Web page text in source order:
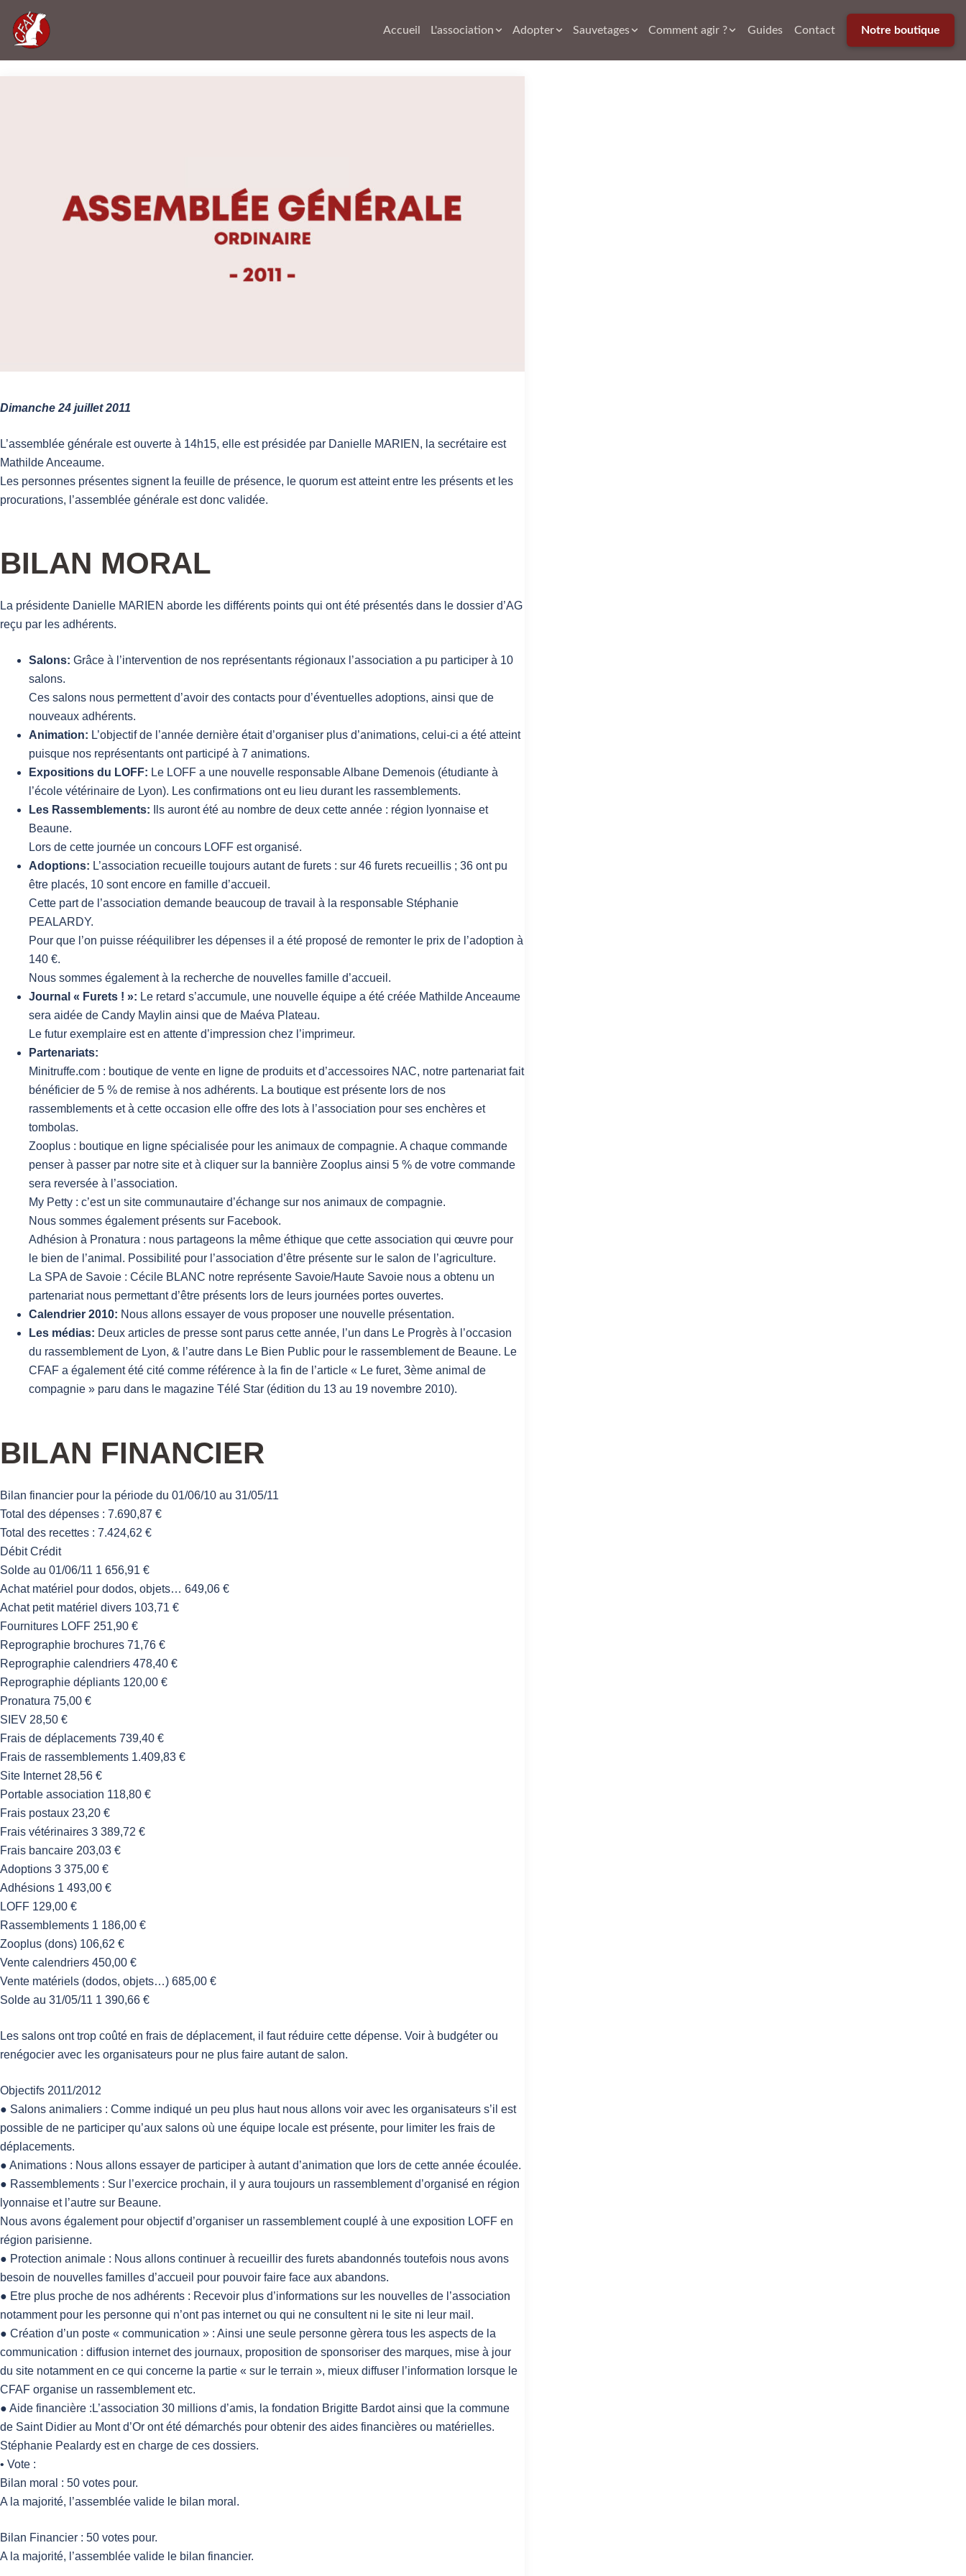
Accueil L'association Adopter Sauvetages Comment agir ? Guides Contact Notre boutique
Accueil
Dimanche 24 juillet 2011
L’assemblée générale est ouverte à 14h15, elle est présidée par Danielle MARIEN, la secrétaire est
Mathilde Anceaume.
Les personnes présentes signent la feuille de présence, le quorum est atteint entre les présents et les
procurations, l’assemblée générale est donc validée.
BILAN MORAL
La présidente Danielle MARIEN aborde les différents points qui ont été présentés dans le dossier d’AG
reçu par les adhérents.
Salons: Grâce à l’intervention de nos représentants régionaux l’association a pu participer à 10
salons.
Ces salons nous permettent d’avoir des contacts pour d’éventuelles adoptions, ainsi que de
nouveaux adhérents.
Animation: L’objectif de l’année dernière était d’organiser plus d’animations, celui-ci a été atteint
puisque nos représentants ont participé à 7 animations.
Expositions du LOFF: Le LOFF a une nouvelle responsable Albane Demenois (étudiante à
l’école vétérinaire de Lyon). Les confirmations ont eu lieu durant les rassemblements.
Les Rassemblements:
Ils auront été au nombre de deux cette année : région lyonnaise et
Beaune.
Lors de cette journée un concours LOFF est organisé.
Adoptions: L’association recueille toujours autant de furets : sur 46 furets recueillis ; 36 ont pu
être placés, 10 sont encore en famille d’accueil.
Cette part de l’association demande beaucoup de travail à la responsable Stéphanie
PEALARDY.
Pour que l’on puisse rééquilibrer les dépenses il a été proposé de remonter le prix de l’adoption à
140 €.
Nous sommes également à la recherche de nouvelles famille d’accueil.
Journal « Furets ! »: Le retard s’accumule, une nouvelle équipe a été créée Mathilde Anceaume
sera aidée de Candy Maylin ainsi que de Maéva Plateau.
Le futur exemplaire est en attente d’impression chez l’imprimeur.
Partenariats:
Minitruffe.com : boutique de vente en ligne de produits et d’accessoires NAC, notre partenariat fait
bénéficier de 5 % de remise à nos adhérents. La boutique est présente lors de nos
rassemblements et à cette occasion elle offre des lots à l’association pour ses enchères et
tombolas.
Zooplus : boutique en ligne spécialisée pour les animaux de compagnie. A chaque commande
penser à passer par notre site et à cliquer sur la bannière Zooplus ainsi 5 % de votre commande
sera reversée à l’association.
My Petty : c’est un site communautaire d’échange sur nos animaux de compagnie.
Nous sommes également présents sur Facebook.
Adhésion à Pronatura : nous partageons la même éthique que cette association qui œuvre pour
le bien de l’animal. Possibilité pour l’association d’être présente sur le salon de l’agriculture.
La SPA de Savoie : Cécile BLANC notre représente Savoie/Haute Savoie nous a obtenu un
partenariat nous permettant d’être présents lors de leurs journées portes ouvertes.
Calendrier 2010: Nous allons essayer de vous proposer une nouvelle présentation.
Les médias: Deux articles de presse sont parus cette année, l’un dans Le Progrès à l’occasion
du rassemblement de Lyon, & l’autre dans Le Bien Public pour le rassemblement de Beaune. Le
CFAF a également été cité comme référence à la fin de l’article « Le furet, 3ème animal de
compagnie » paru dans le magazine Télé Star (édition du 13 au 19 novembre 2010).
BILAN FINANCIER
Bilan financier pour la période du 01/06/10 au 31/05/11
Total des dépenses : 7.690,87 €
Total des recettes : 7.424,62 €
Débit Crédit
Solde au 01/06/11 1 656,91 €
Achat matériel pour dodos, objets… 649,06 €
Achat petit matériel divers 103,71 €
Fournitures LOFF 251,90 €
Reprographie brochures 71,76 €
Reprographie calendriers 478,40 €
Reprographie dépliants 120,00 €
Pronatura 75,00 €
SIEV 28,50 €
Frais de déplacements 739,40 €
Frais de rassemblements 1.409,83 €
Site Internet 28,56 €
Portable association 118,80 €
Frais postaux 23,20 €
Frais vétérinaires 3 389,72 €
Frais bancaire 203,03 €
Adoptions 3 375,00 €
Adhésions 1 493,00 €
LOFF 129,00 €
Rassemblements 1 186,00 €
Zooplus (dons) 106,62 €
Vente calendriers 450,00 €
Vente matériels (dodos, objets…) 685,00 €
Solde au 31/05/11 1 390,66 €
Les salons ont trop coûté en frais de déplacement, il faut réduire cette dépense. Voir à budgéter ou
renégocier avec les organisateurs pour ne plus faire autant de salon.
Objectifs 2011/2012
● Salons animaliers : Comme indiqué un peu plus haut nous allons voir avec les organisateurs s’il est
possible de ne participer qu’aux salons où une équipe locale est présente, pour limiter les frais de
déplacements.
● Animations : Nous allons essayer de participer à autant d’animation que lors de cette année écoulée.
● Rassemblements : Sur l’exercice prochain, il y aura toujours un rassemblement d’organisé en région
lyonnaise et l’autre sur Beaune.
Nous avons également pour objectif d’organiser un rassemblement couplé à une exposition LOFF en
région parisienne.
● Protection animale : Nous allons continuer à recueillir des furets abandonnés toutefois nous avons
besoin de nouvelles familles d’accueil pour pouvoir faire face aux abandons.
● Etre plus proche de nos adhérents : Recevoir plus d’informations sur les nouvelles de l’association
notamment pour les personne qui n’ont pas internet ou qui ne consultent ni le site ni leur mail.
● Création d’un poste « communication » : Ainsi une seule personne gèrera tous les aspects de la
communication : diffusion internet des journaux, proposition de sponsoriser des marques, mise à jour
du site notamment en ce qui concerne la partie « sur le terrain », mieux diffuser l’information lorsque le
CFAF organise un rassemblement etc.
● Aide financière :L’association 30 millions d’amis, la fondation Brigitte Bardot ainsi que la commune
de Saint Didier au Mont d’Or ont été démarchés pour obtenir des aides financières ou matérielles.
Stéphanie Pealardy est en charge de ces dossiers.
• Vote :
Bilan moral : 50 votes pour.
A la majorité, l’assemblée valide le bilan moral.
Bilan Financier : 50 votes pour.
A la majorité, l’assemblée valide le bilan financier.